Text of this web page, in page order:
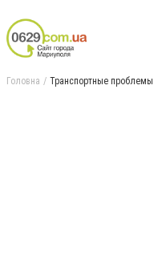
Головна Транспортные